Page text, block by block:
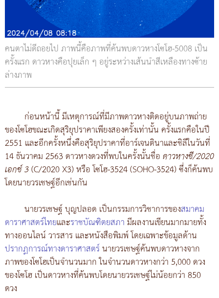
คนตาไม่ดีถอยไป ภาพนี้คือภาพที่ค้นพบดาวหางโซโฮ-5008 เป็น
ครั้งแรก ดาวหางคือปุยเล็ก ๆ อยู่ระหว่างเส้นนำสีเหลืองทางซ้าย
ล่างภาพ
ก่อนหน้านี้ มีเหตุการณ์ที่มีภาพดาวหางติดอยู่บนภาพถ่าย
ของโซโฮขณะเกิดสุริยุปราคาเพียงสองครั้งเท่านั้น ครั้งแรกคือในปี
2551 และอีกครั้งหนึ่งคือสุริยุปราคาที่อาร์เจนตินาและชิลีในวันที่
14 ธันวาคม 2563 ดาวหางดวงที่พบในครั้งนั้นชื่อดาวหางซี/2020
เอกซ์ 3(C/2020 X3) หรือ โซโฮ-3524 (SOHO-3524) ซึ่งก็ค้นพบ
โดยนายวรเชษฐ์อีกเช่นกัน
นายวรเชษฐ์ บุญปลอด เป็นกรรมการวิชาการของสมาคม
ดาราศาสตร์ไทยและราชบัณฑิตยสภามีผลงานเขียนมากมายทั้ง
ทางออนไลน์ วารสาร และหนังสือพิมพ์ โดยเฉพาะข้อมูลด้าน
ปรากฏการณ์ทางดาราศาสตร์นายวรเชษฐ์ค้นพบดาวหางจาก
ภาพของโซโฮเป็นจำนวนมาก ในจำนวนดาวหางกว่า 5,000 ดวง
ของโซโฮ เป็นดาวหางที่ค้นพบโดยนายวรเชษฐ์ไม่น้อยกว่า 850
ดวง